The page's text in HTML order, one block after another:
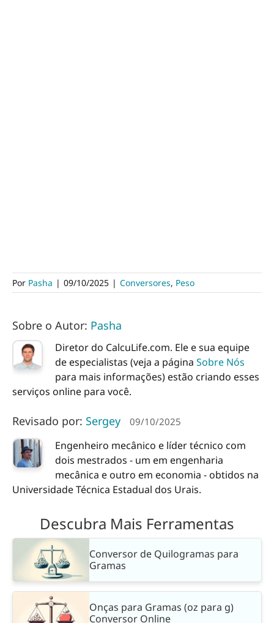
Por Pasha | 09/10/2025 | Conversores, Peso
Sobre o Autor: Pasha
Diretor do CalcuLife.com. Ele e sua equipe
de especialistas (veja a página Sobre Nós
para mais informações) estão criando esses
serviços online para você.
Revisado por: Sergey 09/10/2025
Engenheiro mecânico e líder técnico com
dois mestrados - um em engenharia
mecânica e outro em economia - obtidos na
Universidade Técnica Estadual dos Urais.
Descubra Mais Ferramentas
Conversor de Quilogramas para
Gramas
Onças para Gramas (oz para g)
Conversor Online